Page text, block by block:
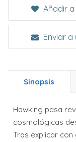
Añadir
Enviar a
Sinopsis
Hawking pasa
cosmológicas
Tras explicar